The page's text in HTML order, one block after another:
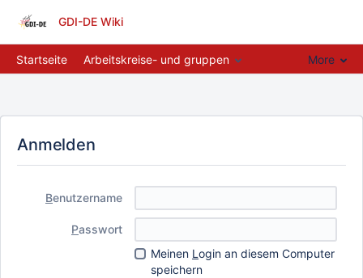
GDI-DE Wiki
Startseite Arbeitskreise- und gruppen More
Anmelden
Benutzername
Passwort
Meinen L ogin an diesem Computer
speichern